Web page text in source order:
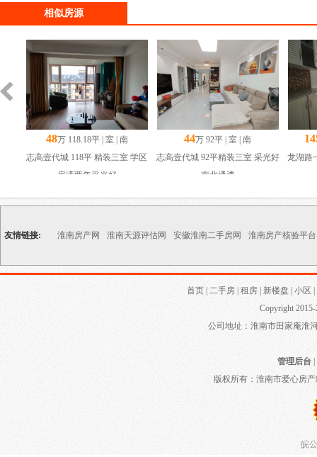
相似房源
48万 118.18平 | 室 | 南
志高壹代城 118平 精装三室 学区
房满两年采光好
44万 92平 | 室 | 南
志高壹代城 92平精装三室 采光好
南北通透
龙湖路
友情链接: 淮南房产网 淮南天源评估网 安徽淮南二手房网 淮南房产核验平台
首页 二手房 租房 新楼盘 小区
Copyright
公司地址：淮南市田家庵淮
管理后台|
版权所有：淮南市爱心房
皖